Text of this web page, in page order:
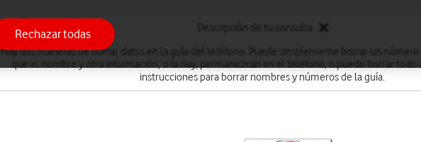
Hay dos maneras de borrar datos en la guía del teléfono. Puede simplemente borrar un
que el nombre y otra información, si la hay, permanezcan en el teléfono, o puede borrar todo
instrucciones para borrar nombres y números de la guía.
Rechazar todas